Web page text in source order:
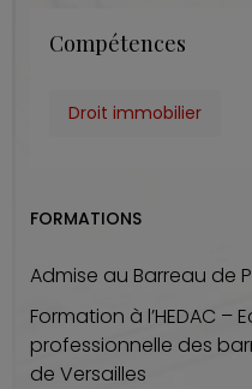
Compétences
Droit immobilier
FORMATIONS
Admise au Barreau de
Formation à l’HEDAC
professionnelle des
de Versailles